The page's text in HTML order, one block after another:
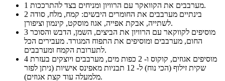
1
מערבבים את הקוואקר עם הרוויון ומניחים בצד להתרככות.
2
לשתייה, אבקת אפייה, אגוז מוסקט, קינמון וציפורן.
3
החום, מערבבים ומוסיפים את התפוח המגורד. מעבירים הכל
לתערובת הקמח ומערבבים.
4
שקית זילוף (הכי נוח) ל- 12 תבניות מאפינס אישיות (ניתן לפזר
מלמעלה עוד קצת אגוזים).